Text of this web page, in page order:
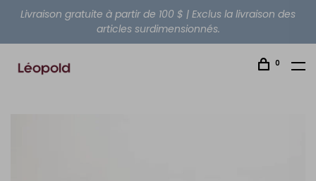
Livraison gratuite à partir de 100 $ | Exclus la livraison des
articles surdimensionnés.
0